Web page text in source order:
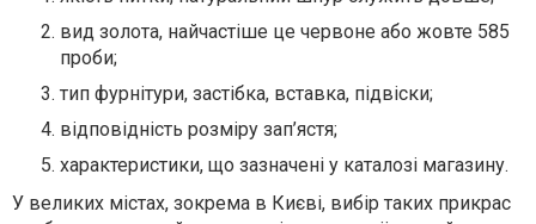
вид золота, найчастіше це червоне або жовте 585
проби;
тип фурнітури, застібка, вставка, підвіски;
відповідність розміру зап’ястя;
характеристики, що зазначені у каталозі магазину.
У великих містах, зокрема в Києві, вибір таких прикрас